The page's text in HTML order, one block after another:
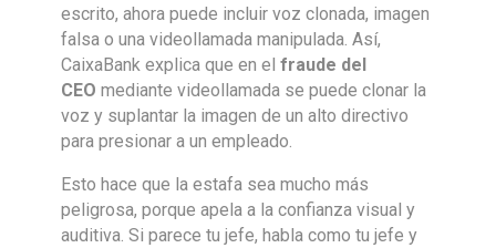
escrito, ahora puede incluir voz clonada, imagen
falsa o una videollamada manipulada. Así,
CaixaBank explica que en el fraude del
CEO mediante videollamada se puede clonar la
voz y suplantar la imagen de un alto directivo
para presionar a un empleado.
Esto hace que la estafa sea mucho más
peligrosa, porque apela a la confianza visual y
auditiva. Si parece tu jefe, habla como tu jefe y